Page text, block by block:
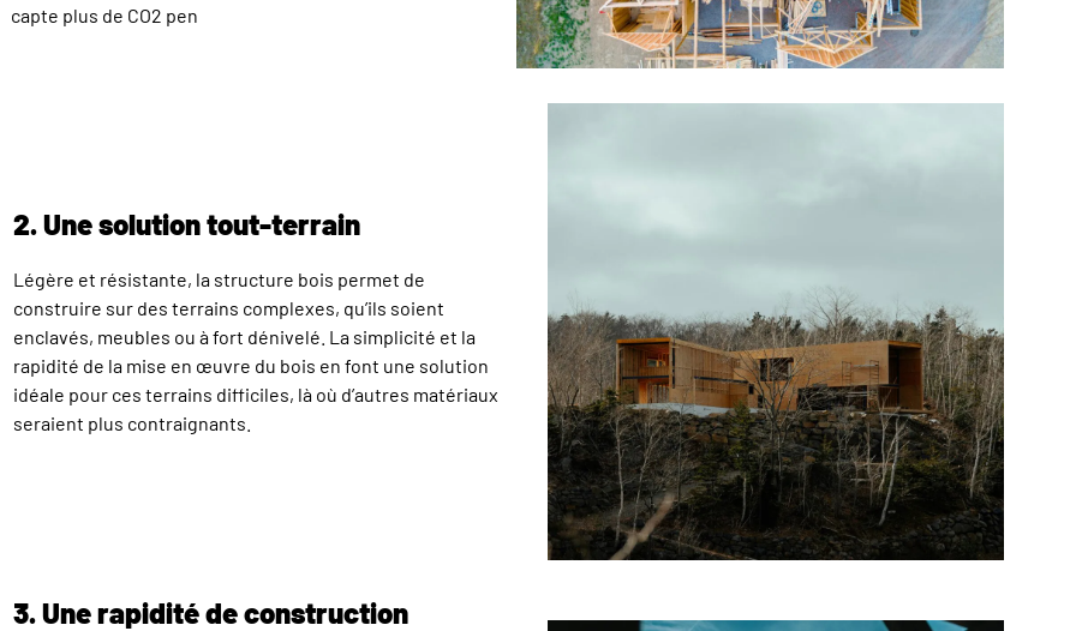
capte plus de CO2 pen
2. Une solution tout-terrain
Légère et résistante, la structure bois permet de
construire sur des terrains complexes, qu’ils soient
enclavés, meubles ou à fort dénivelé. La simplicité et la
rapidité de la mise en œuvre du bois en font une solution
idéale pour ces terrains difficiles, là où d’autres matériaux
seraient plus contraignants.
3. Une rapidité de construction